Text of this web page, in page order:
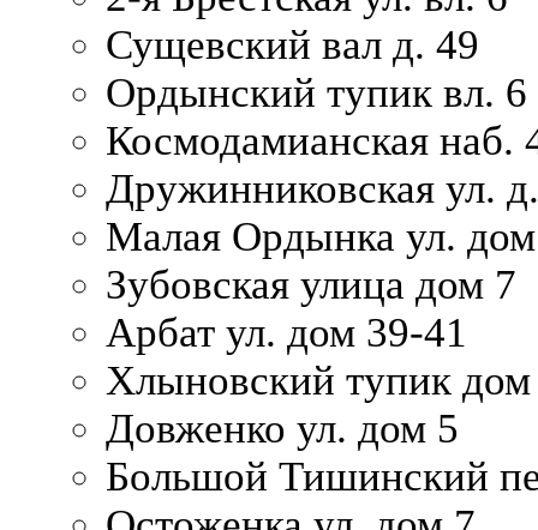
Сущевский вал д. 49
Ордынский тупик вл. 6
Космодамианская наб.
Дружинниковская ул.
Малая Ордынка ул.
Зубовская улица дом 7
Арбат ул. дом 39-41
Хлыновский тупик
Довженко ул. дом 5
Большой Тишинский